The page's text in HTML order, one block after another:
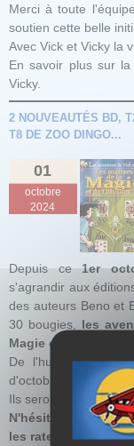
Merci à toute
soutien cette belle
Avec Vick et Vicky la
En savoir plus sur la
Vicky.
2 NOUVEAUTÉS BD,
T8 DE ZOO DINGO...
01
octobre
2024
Depuis ce1er
s'agrandir aux
des auteurs Beno et
30 bougies, les
Magie et de l'illusion)
De l'humour, du
d'octobre.
Ils seront disponible
N'hésitez pas à les
les rater !